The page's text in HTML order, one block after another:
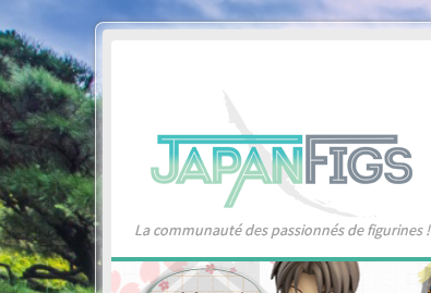
La communauté des passionnés de figurines !